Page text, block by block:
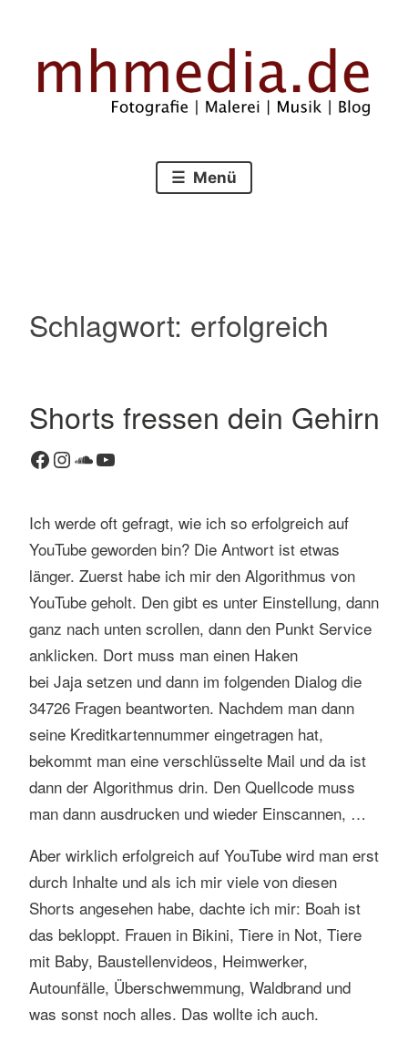
springen
mhmedia.de
Menü
Schlagwort: erfolgreich
Shorts fressen dein Gehirn
Facebook
Instagram
SoundCloud
YouTube
Ich werde oft gefragt, wie ich so erfolgreich auf
YouTube geworden bin? Die Antwort ist etwas
länger. Zuerst habe ich mir den Algorithmus von
YouTube geholt. Den gibt es unter Einstellung, dann
ganz nach unten scrollen, dann den Punkt Service
anklicken. Dort muss man einen Haken
bei Jaja setzen und dann im folgenden Dialog die
34726 Fragen beantworten. Nachdem man dann
seine Kreditkartennummer eingetragen hat,
bekommt man eine verschlüsselte Mail und da ist
dann der Algorithmus drin. Den Quellcode muss
man dann ausdrucken und wieder Einscannen, …
Aber wirklich erfolgreich auf YouTube wird man erst
durch Inhalte und als ich mir viele von diesen
Shorts angesehen habe, dachte ich mir: Boah ist
das bekloppt. Frauen in Bikini, Tiere in Not, Tiere
mit Baby, Baustellenvideos, Heimwerker,
Autounfälle, Überschwemmung, Waldbrand und
was sonst noch alles. Das wollte ich auch.
e
n
a
r
h
i
n
e
r
l
a
e